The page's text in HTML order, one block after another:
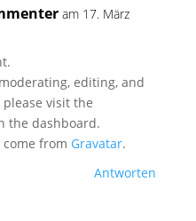
am 17. März
editing, and
visit the
the dashboard.
from Gravatar.
Antworten